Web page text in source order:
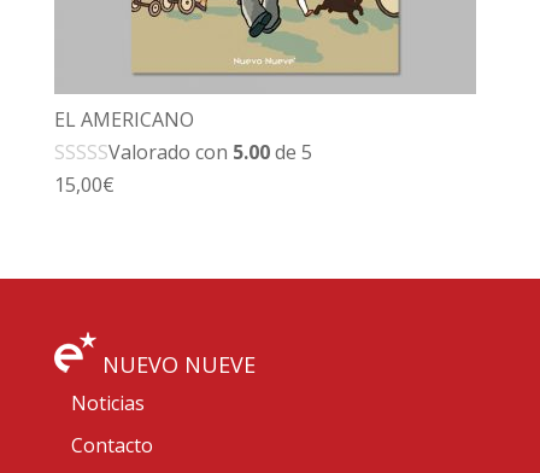
EL AMERICANO
Valorado con 5.00de 5
15,00€
NUEVO NUEVE
Noticias
Contacto